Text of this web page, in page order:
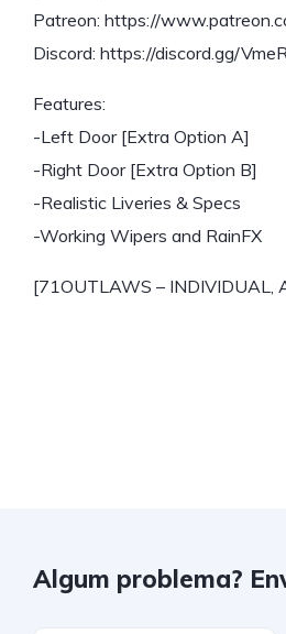
Patreon: https://
Discord: https://discord.gg/
Features:
-Left Door [Extra Option A]
-Right Door [Extra Option B]
-Realistic Liveries & Specs
-Working Wipers and RainFX
[71OUTLAWS – INDIVIDUAL,
Algum problema?